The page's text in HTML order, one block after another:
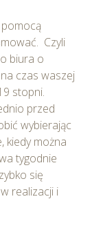
Czyli
biura o
czas waszej
stopni.
przed
wybierając
kiedy można
tygodnie
się
realizacji i